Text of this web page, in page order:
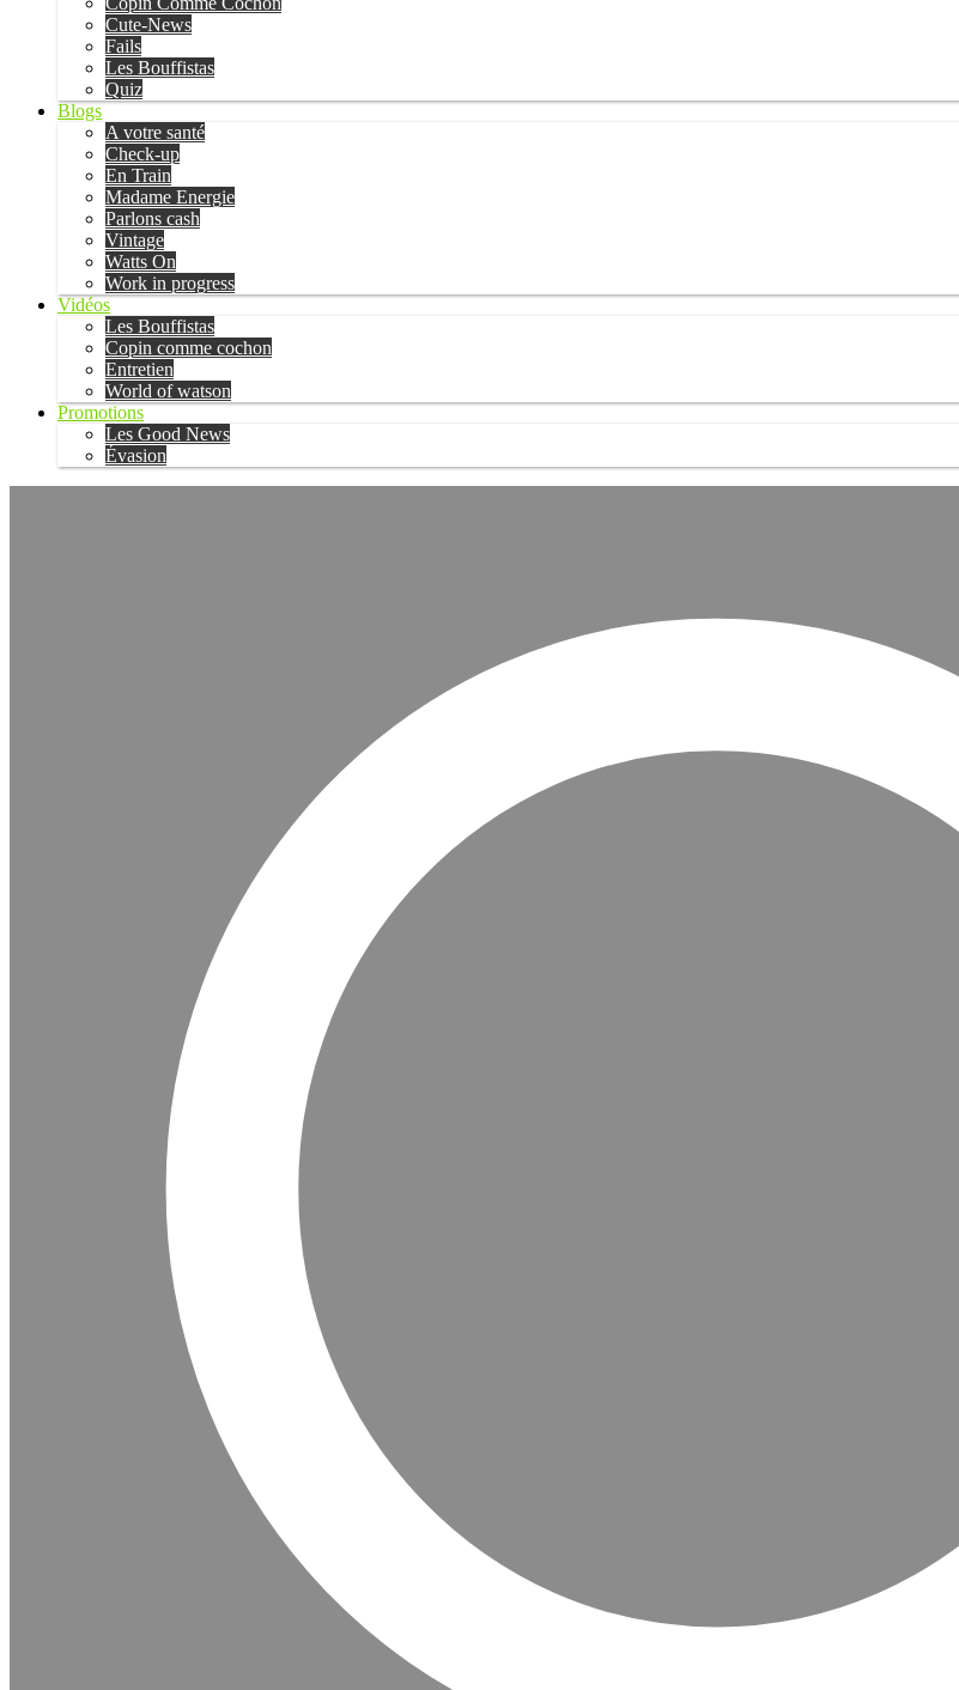
Cute-News
Fails
Les Bouffistas
Quiz
Blogs
A votre santé
Check-up
En Train
Madame Energie
Parlons cash
Vintage
Watts On
Work in progress
Vidéos
Les Bouffistas
Copin comme cochon
Entretien
World of watson
Promotions
Les Good News
Évasion